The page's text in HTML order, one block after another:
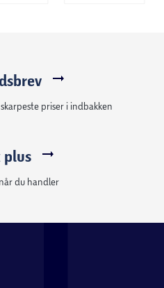
skarpeste priser i indbakken
du handler